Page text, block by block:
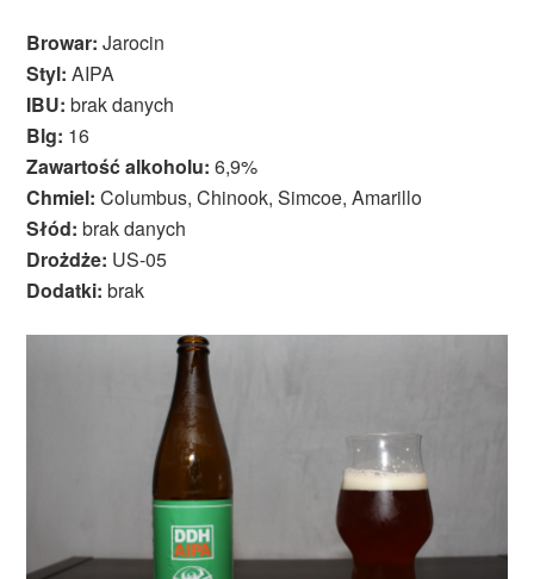
Browar: Jarocin
Styl: AIPA
IBU: brak danych
Blg: 16
Zawartość alkoholu: 6,9%
Chmiel: Columbus, Chinook, Simcoe, Amarillo
Słód: brak danych
Drożdże: US-05
Dodatki: brak